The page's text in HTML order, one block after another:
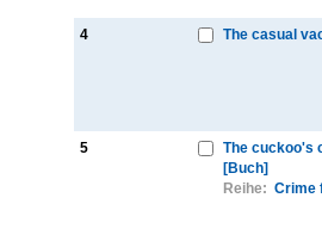
4 The casual
5
The cuckoo's
[Buch]
Reihe: Crime